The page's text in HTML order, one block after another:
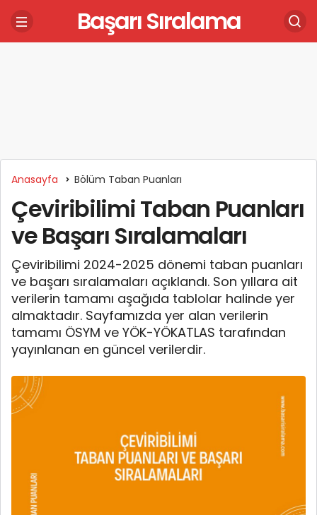
Başarı Sıralama
Anasayfa Bölüm Taban Puanları
Çeviribilimi Taban Puanları
ve Başarı Sıralamaları
Çeviribilimi 2024-2025 dönemi taban puanları
ve başarı sıralamaları açıklandı. Son yıllara ait
verilerin tamamı aşağıda tablolar halinde yer
almaktadır. Sayfamızda yer alan verilerin
tamamı ÖSYM ve YÖK-YÖKATLAS tarafından
yayınlanan en güncel verilerdir.